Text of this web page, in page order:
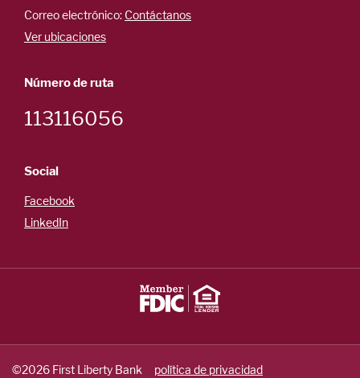
Correo electrónico: Contáctanos
Ver ubicaciones
Número de ruta
113116056
Social
Facebook
LinkedIn
©2026 First Liberty Bank
política de privacidad